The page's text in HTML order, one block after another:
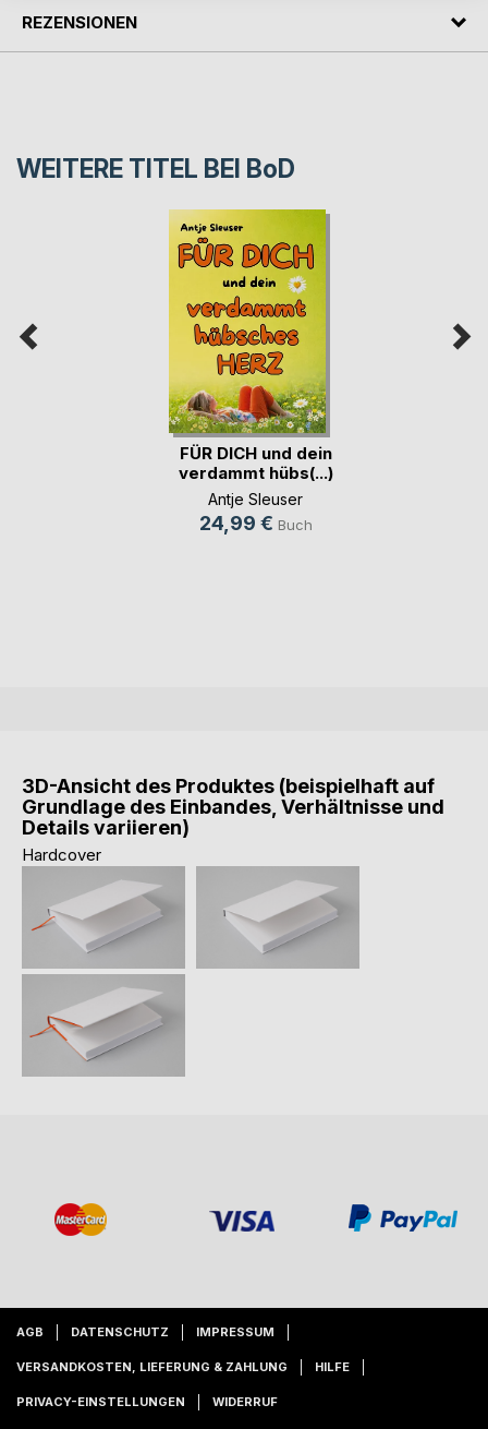
REZENSIONEN
WEITERE TITEL BEI BoD
FÜR DICH und dein
verdammt hübs(...)
Antje Sleuser
24,99 € Buch
3D-Ansicht des Produktes (beispielhaft auf
Grundlage des Einbandes, Verhältnisse und
Details variieren)
Hardcover
AGB DATENSCHUTZ IMPRESSUM
VERSANDKOSTEN, LIEFERUNG & ZAHLUNG HILFE
PRIVACY-EINSTELLUNGEN WIDERRUF